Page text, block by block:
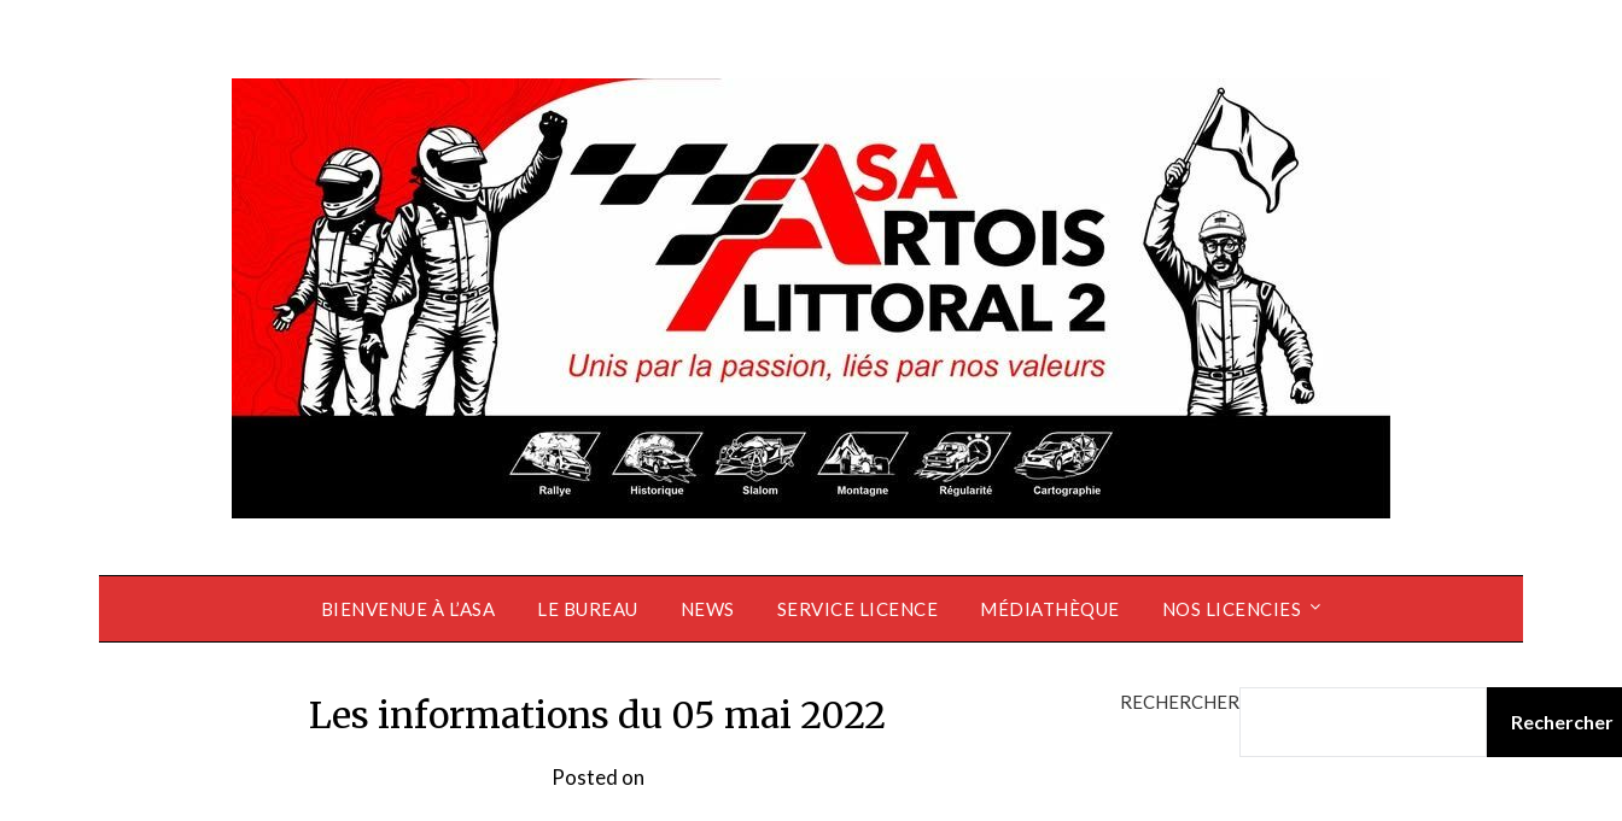
BIENVENUE À L’ASA LE BUREAU NEWS SERVICE LICENCE MÉDIATHÈQUE NOS LICENCIES
Les informations du 05 mai 2022
Posted on
RECHERCHER
Rechercher